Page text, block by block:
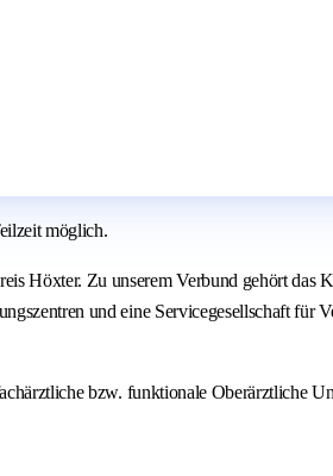
möglich.
Höxter. Zu unserem Verbund gehört das
und eine Servicegesellschaft für
bzw. funktionale Oberärztliche